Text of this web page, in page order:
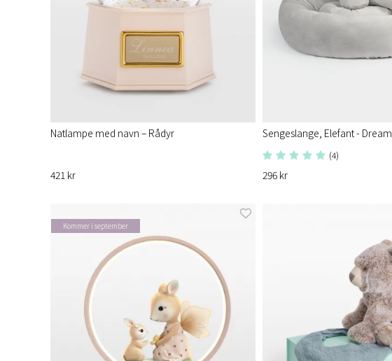
Natlampe med navn – Rådyr
421 kr
Sengeslange, Elefant - Dream
(4)
296 kr
Kommer i september